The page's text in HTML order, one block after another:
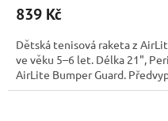
839 Kč
Dětská tenisová raketa z
ve věku 5–6 let. Délka 21",
AirLite Bumper Guard.